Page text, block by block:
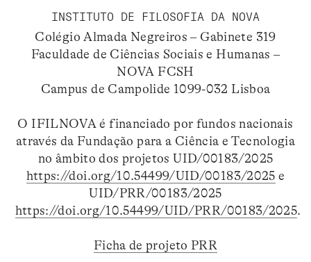
INSTITUTO DE FILOSOFIA DA NOVA
Colégio Almada Negreiros – Gabinete 319
Faculdade de Ciências Sociais e Humanas –
NOVA FCSH
Campus de Campolide 1099-032 Lisboa
O IFILNOVA é financiado por fundos nacionais
através da Fundação para a Ciência e Tecnologia
no âmbito dos projetos UID/00183/2025
https://doi.org/10.54499/UID/00183/2025 e
UID/PRR/00183/2025
https://doi.org/10.54499/UID/PRR/00183/2025.
Ficha de projeto PRR